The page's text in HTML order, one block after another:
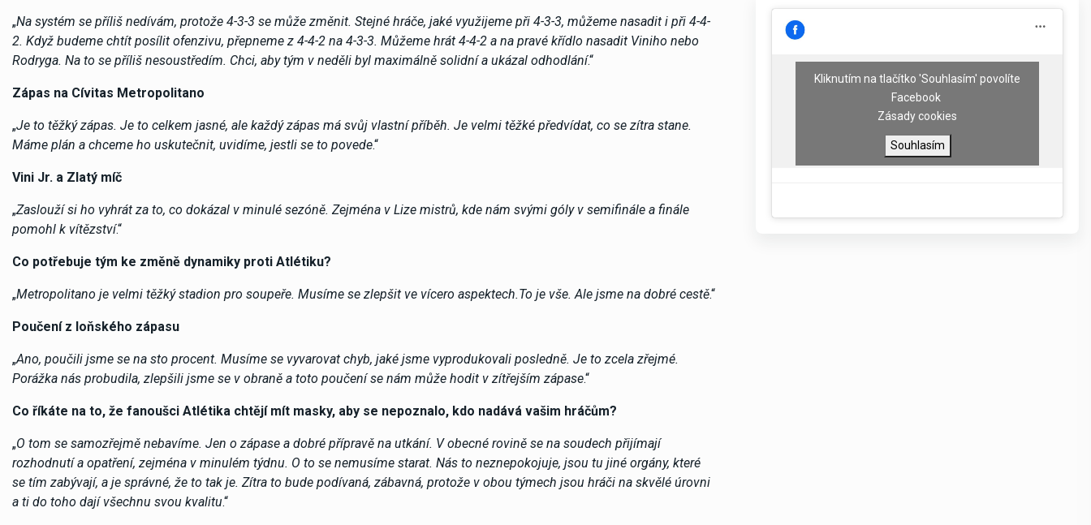
„Na systém se příliš nedívám, protože 4-3-3 se může změnit. Stejné hráče, jaké využijeme při 4-3-3, můžeme nasadit i při 4-4-
2. Když budeme chtít posílit ofenzivu, přepneme z 4-4-2 na 4-3-3. Můžeme hrát 4-4-2 a na pravé křídlo nasadit Viniho nebo
Rodryga. Na to se příliš nesoustředím. Chci, aby tým v neděli byl maximálně solidní a ukázal odhodlání.“
Zápas na Cívitas Metropolitano
„Je to těžký zápas. Je to celkem jasné, ale každý zápas má svůj vlastní příběh. Je velmi těžké předvídat, co se zítra stane.
Máme plán a chceme ho uskutečnit, uvidíme, jestli se to povede.“
Vini Jr. a Zlatý míč
„Zaslouží si ho vyhrát za to, co dokázal v minulé sezóně. Zejména v Lize mistrů, kde nám svými góly v semifinále a finále
pomohl k vítězství.“
Co potřebuje tým ke změně dynamiky proti Atlétiku?
„Metropolitano je velmi těžký stadion pro soupeře. Musíme se zlepšit ve vícero aspektech.To je vše. Ale jsme na dobré cestě.“
Poučení z loňského zápasu
„Ano, poučili jsme se na sto procent. Musíme se vyvarovat chyb, jaké jsme vyprodukovali posledně. Je to zcela zřejmé.
Porážka nás probudila, zlepšili jsme se v obraně a toto poučení se nám může hodit v zítřejším zápase.“
Co říkáte na to, že fanoušci Atlétika chtějí mít masky, aby se nepoznalo, kdo nadává vašim hráčům?
„O tom se samozřejmě nebavíme. Jen o zápase a dobré přípravě na utkání. V obecné rovině se na soudech přijímají
rozhodnutí a opatření, zejména v minulém týdnu. O to se nemusíme starat. Nás to neznepokojuje, jsou tu jiné orgány, které
se tím zabývají, a je správné, že to tak je. Zítra to bude podívaná, zábavná, protože v obou týmech jsou hráči na skvělé úrovni
a ti do toho dají všechnu svou kvalitu.“
Kliknutím na tlačítko 'Souhlasím' povolíte
Facebook
Zásady cookies
Souhlasím